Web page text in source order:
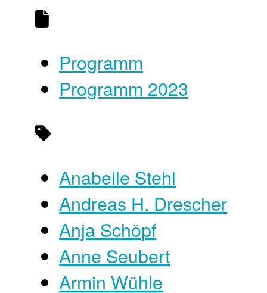
Programm
Programm 2023
Anabelle Stehl
Andreas H. Drescher
Anja Schöpf
Anne Seubert
Armin Wühle